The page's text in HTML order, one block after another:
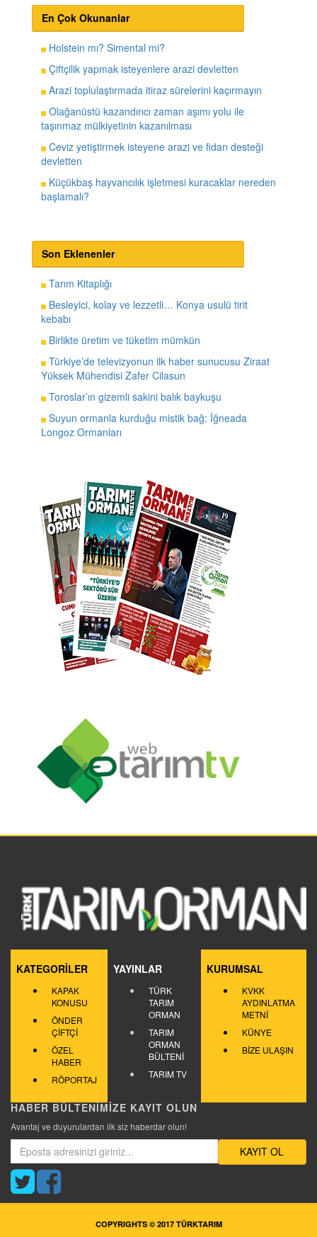
En Çok Okunanlar
Holstein mı? Simental mi?
Çiftçilik yapmak isteyenlere arazi devletten
Arazi toplulaştırmada itiraz sürelerini kaçırmayın
Olağanüstü kazandırıcı zaman aşımı yolu ile
taşınmaz mülkiyetinin kazanılması
Ceviz yetiştirmek isteyene arazi ve fidan desteği
devletten
Küçükbaş hayvancılık işletmesi kuracaklar nereden
başlamalı?
Son Eklenenler
Tarım Kitaplığı
Besleyici, kolay ve lezzetli… Konya usulü tirit
kebabı
Birlikte üretim ve tüketim mümkün
Türkiye’de televizyonun ilk haber sunucusu Ziraat
Yüksek Mühendisi Zafer Cilasun
Toroslar’ın gizemli sakini balık baykuşu
Suyun ormanla kurduğu mistik bağ: İğneada
Longoz Ormanları
KATEGORİLER
KAPAK
KONUSU
ÖNDER
ÇİFTÇİ
ÖZEL
HABER
RÖPORTAJ
YAYINLAR
TÜRK
TARIM
ORMAN
TARIM
ORMAN
BÜLTENİ
TARIM TV
KURUMSAL
KVKK
AYDINLATMA
METNİ
KÜNYE
BİZE ULAŞIN
HABER BÜLTENİMİZE KAYIT OLUN
Avantaj ve duyurulardan ilk siz haberdar olun!
KAYIT OL
COPYRIGHTS © 2017 TÜRKTARIM